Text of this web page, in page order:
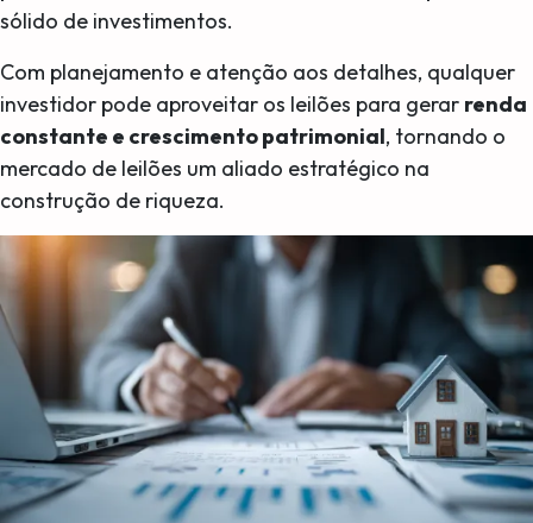
sólido de investimentos.
Com planejamento e atenção aos detalhes, qualquer
investidor pode aproveitar os leilões para gerar renda
constante e crescimento patrimonial, tornando o
mercado de leilões um aliado estratégico na
construção de riqueza.